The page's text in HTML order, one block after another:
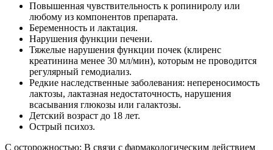
Повышенная чувствительность к ропиниролу или
любому из компонентов препарата.
Беременность и лактация.
Нарушения функции печени.
Тяжелые нарушения функции почек (клиренс
креатинина менее 30 мл/мин), которым не проводится
регулярный гемодиализ.
Редкие наследственные заболевания: непереносимость
лактозы, лактазная недостаточность, нарушения
всасывания глюкозы или галактозы.
Детский возраст до 18 лет.
Острый психоз.
С осторожностью: В связи с фармакологическим действием